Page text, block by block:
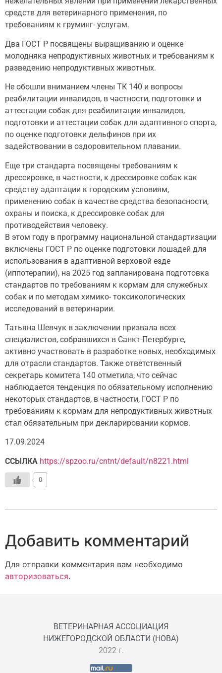
средств для ветеринарного применения, по
требованиям к груминг- услугам.
Два ГОСТ Р посвящены выращиванию и оценке
молодняка непродуктивных животных и требованиям к
разведению непродуктивных животных.
Не обошли вниманием члены ТК 140 и вопросы
реабилитации инвалидов, в частности, подготовки и
аттестации собак для реабилитации инвалидов,
подготовки и аттестации собак для адаптивного спорта,
по оценке подготовки дельфинов при их
задействовании в оздоровительном плавании.
Еще три стандарта посвящены требованиям к
дрессировке, в частности, к дрессировке собак как
средству адаптации к городским условиям,
применению собак в качестве средства безопасности,
охраны и поиска, к дрессировке собак для
противодействия человеку.
В этом году в программу национальной стандартизации
включены ГОСТ Р по оценке подготовки лошадей для
использования в адаптивной верховой езде
(иппотерапии), на 2025 год запланирована подготовка
стандартов по требованиям к кормам для служебных
собак и по методам химико- токсикологических
исследований в ветеринарии.
Татьяна Шевчук в заключении призвала всех
специалистов, собравшихся в Санкт-Петербурге,
активно участвовать в разработке новых, необходимых
для отрасли стандартов. Также ответственный
секретарь комитета 140 отметила, что сейчас
наблюдается тенденция по обязательному исполнению
некоторых стандартов, в частности, ГОСТ Р по
требованиям к кормам для непродуктивных животных
стал обязательным при декларировании кормов.
17.09.2024
ССЫЛКА https://spzoo.ru/cntnt/default/n8221.html
0
Добавить комментарий
Для отправки комментария вам необходимо
авторизоваться.
ВЕТЕРИНАРНАЯ АССОЦИАЦИЯ
НИЖЕГОРОДСКОЙ ОБЛАСТИ (НОВА)
2022 г.